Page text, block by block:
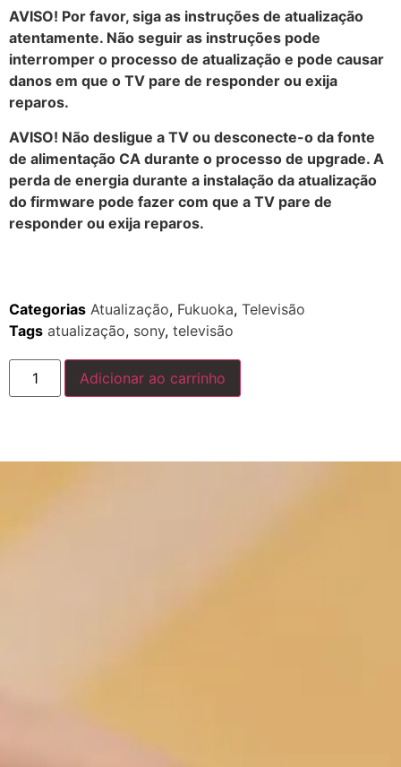
AVISO! Por favor, siga as instruções de atualização
atentamente. Não seguir as instruções pode
interromper o processo de atualização e pode causar
danos em que o TV pare de responder ou exija
reparos.
AVISO! Não desligue a TV ou desconecte-o da fonte
de alimentação CA durante o processo de upgrade. A
perda de energia durante a instalação da atualização
do firmware pode fazer com que a TV pare de
responder ou exija reparos.
Categorias Atualização, Fukuoka, Televisão
Tags atualização, sony, televisão
Adicionar ao carrinho